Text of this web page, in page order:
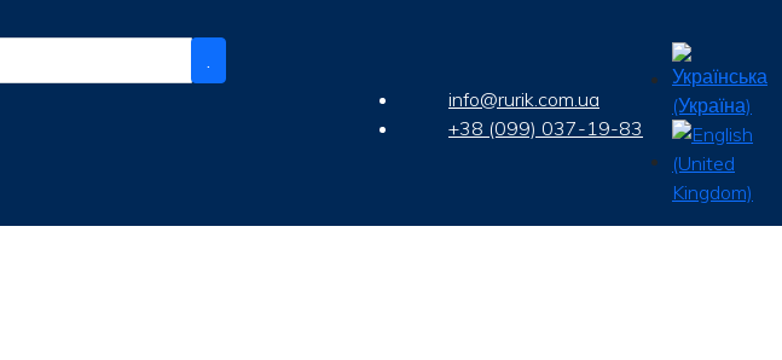
.
info@rurik.com.ua
+38 (099) 037-19-83